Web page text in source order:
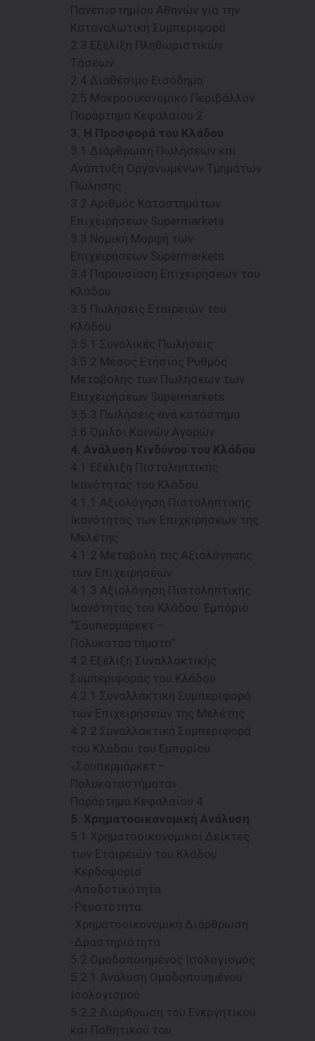
Πανεπιστημίου Αθηνών για την
Καταναλωτική Συμπεριφορά
2.3 Εξέλιξη Πληθωριστικών
Τάσεων
2.4 Διαθέσιμο Εισόδημα
2.5 Μακροοικονομικό Περιβάλλον
Παράρτημα Κεφαλαίου 2
3. Η Προσφορά του Kλάδου
3.1 Διάρθρωση Πωλήσεων και
Ανάπτυξη Οργανωμένων Τμημάτων
Πώλησης
3.2 Αριθμός Καταστημάτων
Επιχειρήσεων Supermarkets
3.3 Νομική Μορφή των
Επιχειρήσεων Supermarkets
3.4 Παρουσίαση Επιχειρήσεων του
Κλάδου
3.5 Πωλήσεις Εταιρειών του
Κλάδου
3.5.1 Συνολικές Πωλήσεις
3.5.2 Μέσος Ετήσιος Ρυθμός
Μεταβολής των Πωλήσεων των
Επιχειρήσεων Supermarkets
3.5.3 Πωλήσεις ανά κατάστημα
3.6 Όμιλοι Κοινών Αγορών
4. Ανάλυση Κινδύνου του Κλάδου
4.1 Εξέλιξη Πιστοληπτικής
Ικανότητας του Κλάδου
4.1.1 Aξιολόγηση Πιστοληπτικής
Ικανότητας των Επιχειρήσεων της
Μελέτης
4.1.2 Μεταβολή της Αξιολόγησης
των Επιχειρήσεων
4.1.3 Αξιολόγηση Πιστοληπτικής
Ικανότητας του Κλάδου: Εμπόριο
“Σουπερμάρκετ –
Πολυκαταστήματα”
4.2 Εξέλιξη Συναλλακτικής
Συμπεριφοράς του Κλάδου
4.2.1 Συναλλακτική Συμπεριφορά
των Επιχειρήσεων της Μελέτης
4.2.2 Συναλλακτική Συμπεριφορά
του Κλάδου του Εμπορίου
«Σουπερμάρκετ –
Πολυκαταστήματα»
Παράρτημα Κεφαλαίου 4
5. Χρηματοοικονομική Ανάλυση
5.1 Χρηματοοικονομικοί Δείκτες
των Εταιρειών του Κλάδου
-Κερδοφορία
-Αποδοτικότητα
-Ρευστότητα
-Χρηματοοικονομική Διάρθρωση
-Δραστηριότητα
5.2 Ομαδοποιημένος Ισολογισμός
5.2.1 Ανάλυση Ομαδοποιημένου
Ισολογισμού
5.2.2 Διάρθρωση του Ενεργητικού
και Παθητικού του